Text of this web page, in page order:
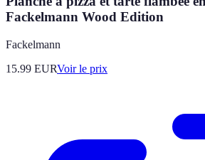
Fackelmann Wood Edition
Fackelmann
15.99 EURVoir le prix